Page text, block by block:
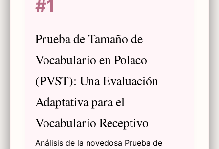
#1
Prueba de Tamaño de
Vocabulario en Polaco
(PVST): Una Evaluación
Adaptativa para el
Vocabulario Receptivo
Análisis de la novedosa Prueba de